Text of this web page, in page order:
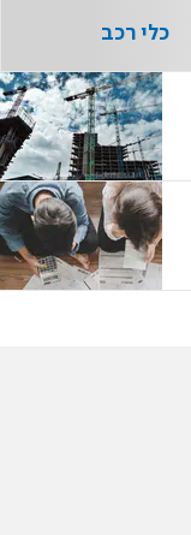
כלי רכב